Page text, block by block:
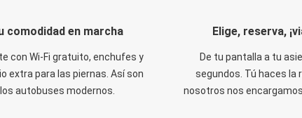
comodidad en marcha
con Wi-Fi gratuito, enchufes y
extra para las piernas. Así son
los autobuses modernos.
Elige, reserva,
De tu pantalla a tu
segundos. Tú haces la
nosotros nos